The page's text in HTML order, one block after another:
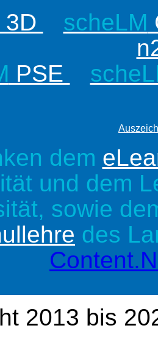
3D scheLM
PSE
dem
und dem
sowie
des
2013 bis